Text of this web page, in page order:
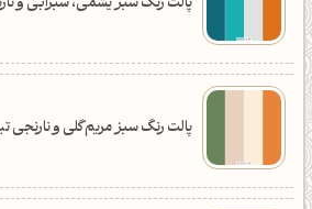
پالت رنگ سبز مریم‌گلی و نارنجی